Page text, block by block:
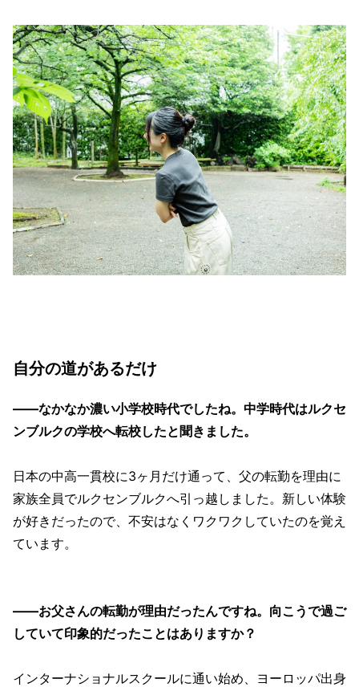
自分の道があるだけ
——なかなか濃い小学校時代でしたね。中学時代はルクセ
ンブルクの学校へ転校したと聞きました。
日本の中高一貫校に3ヶ月だけ通って、父の転勤を理由に
家族全員でルクセンブルクへ引っ越しました。新しい体験
が好きだったので、不安はなくワクワクしていたのを覚え
ています。
——お父さんの転勤が理由だったんですね。向こうで過ご
していて印象的だったことはありますか？
インターナショナルスクールに通い始め、ヨーロッパ出身